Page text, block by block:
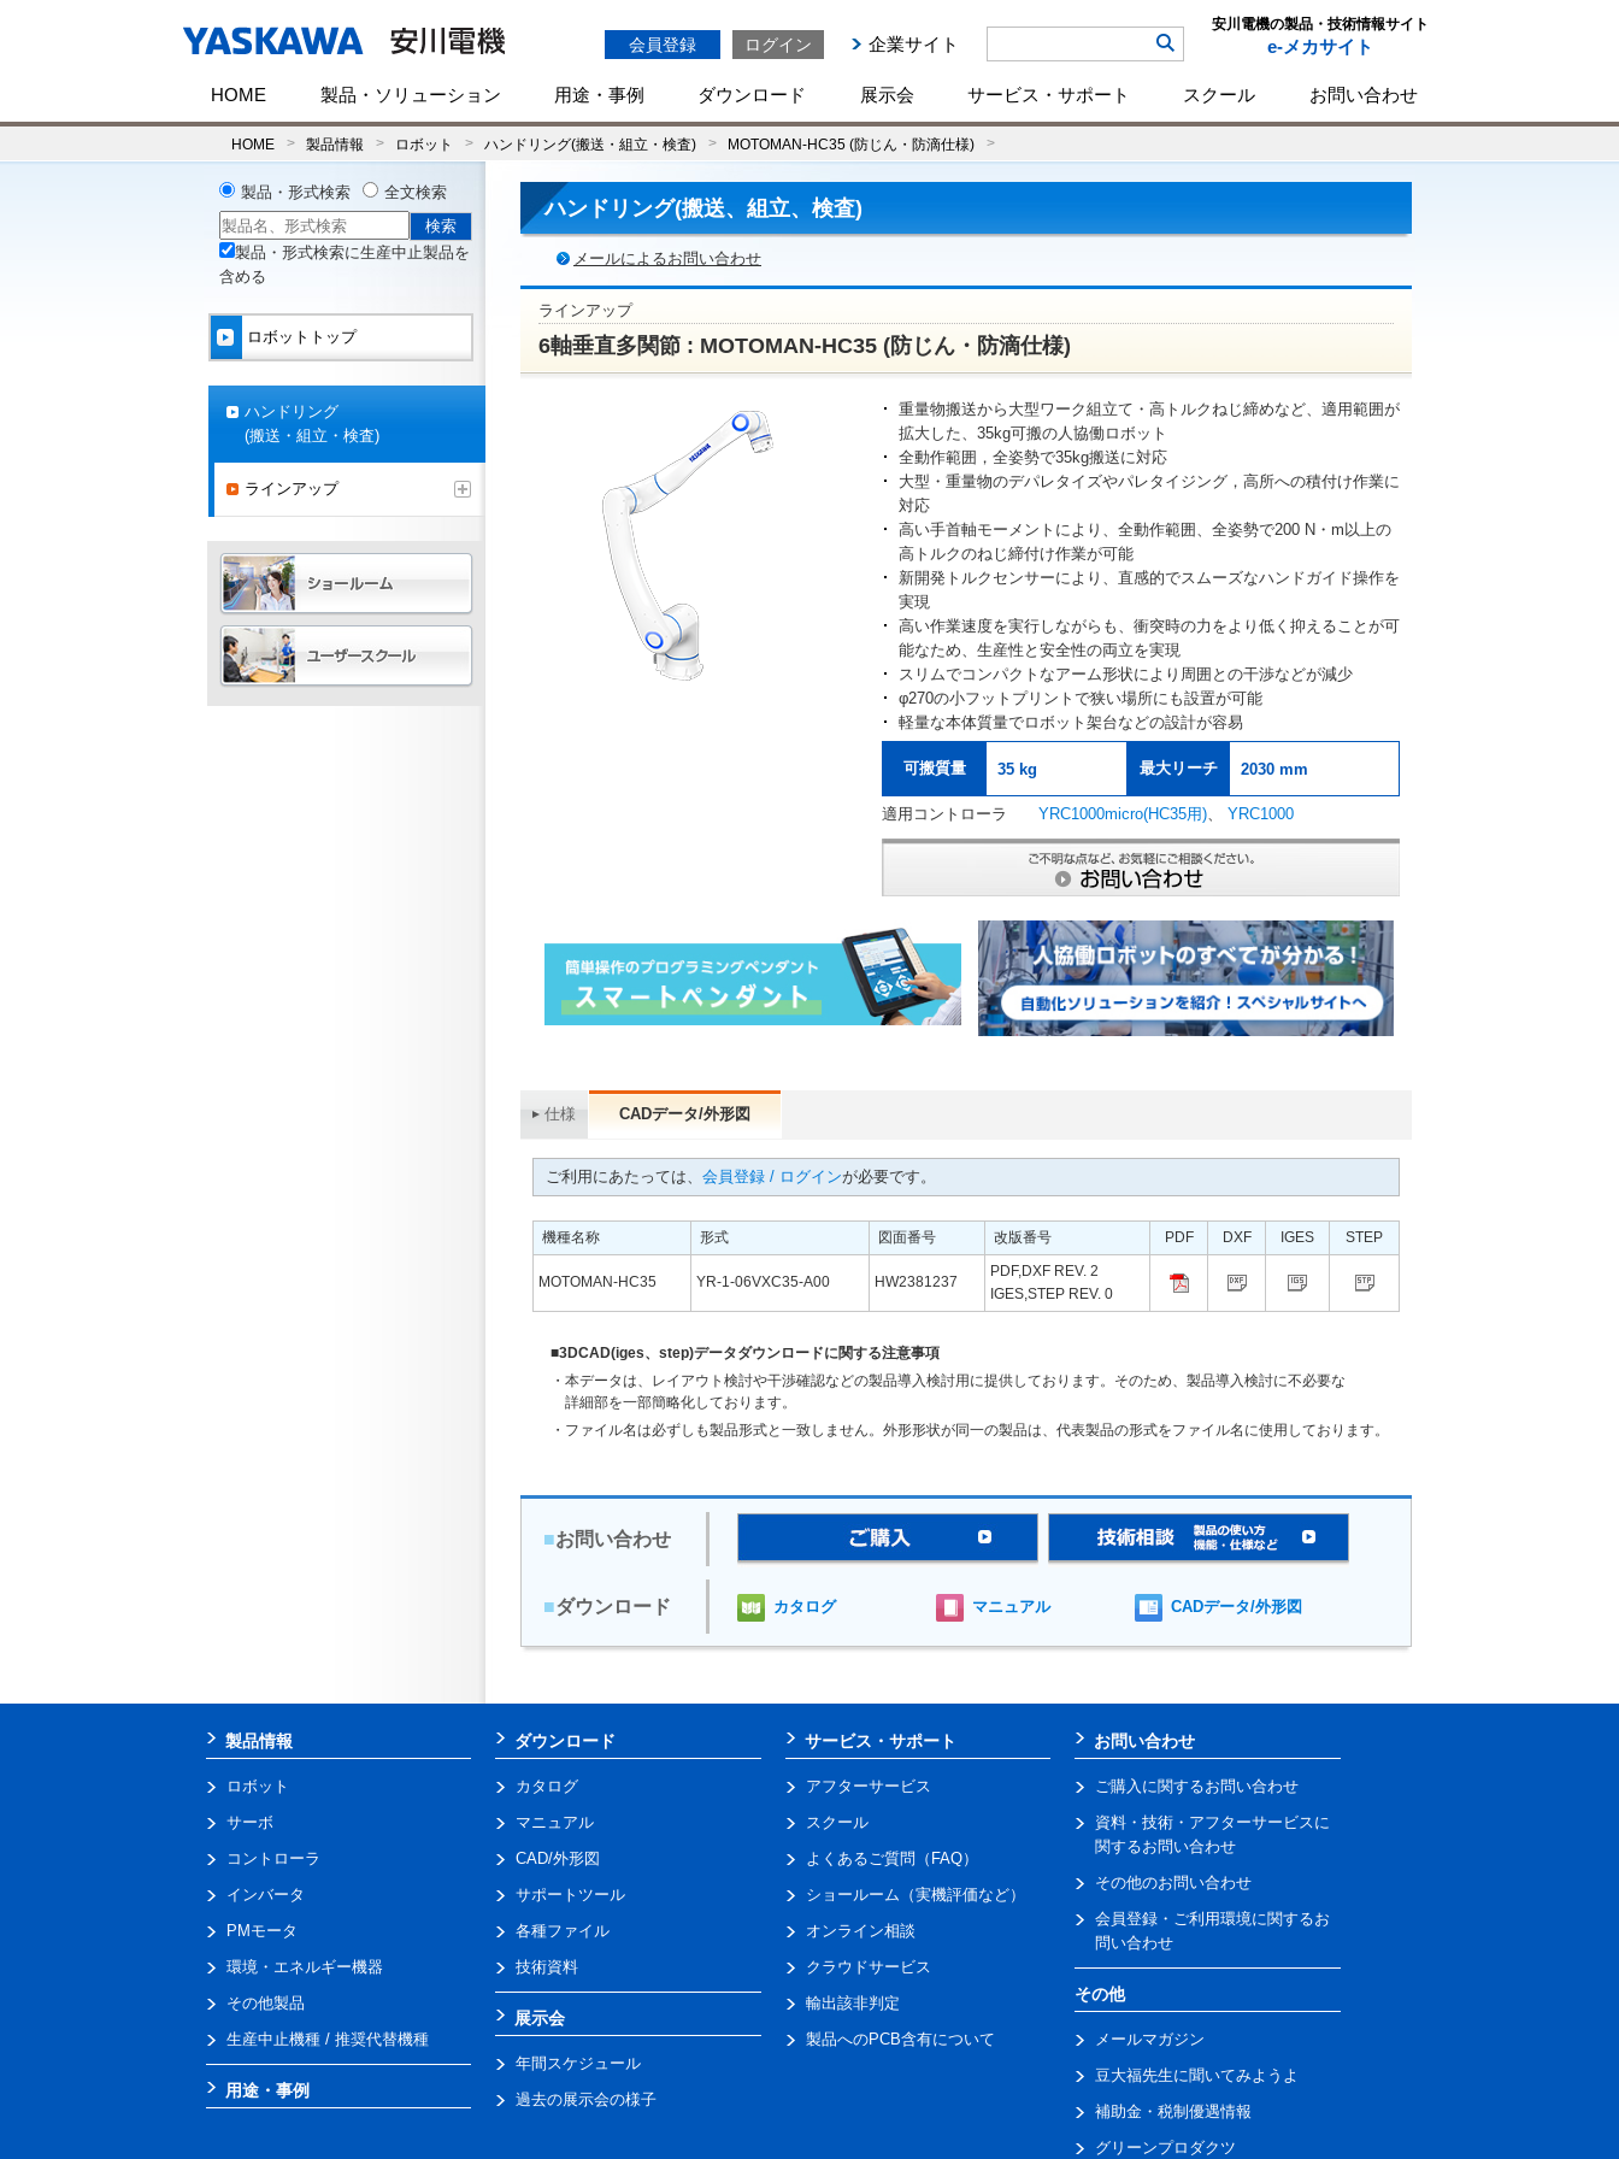
会員登録 ログイン 企業サイト
安川電機の製品・技術情報サイト
e-メカサイト
HOME 製品・ソリューション 用途・事例 ダウンロード 展示会 サービス・サポート スクール お問い合わせ
HOME 製品情報 ロボット ハンドリング(搬送・組立・検査) MOTOMAN-HC35 (防じん・防滴仕様)
ハンドリング(搬送、組立、検査)
メールによるお問い合わせ
ラインアップ
6軸垂直多関節 : MOTOMAN-HC35 (防じん・防滴仕様)
重量物搬送から大型ワーク組立て・高トルクねじ締めなど、適用範囲が
拡大した、35kg可搬の人協働ロボット
全動作範囲，全姿勢で35kg搬送に対応
大型・重量物のデパレタイズやパレタイジング，高所への積付け作業に
対応
高い手首軸モーメントにより、全動作範囲、全姿勢で200 N・m以上の
高トルクのねじ締付け作業が可能
新開発トルクセンサーにより、直感的でスムーズなハンドガイド操作を
実現
高い作業速度を実行しながらも、衝突時の力をより低く抑えることが可
能なため、生産性と安全性の両立を実現
スリムでコンパクトなアーム形状により周囲との干渉などが減少
φ270の小フットプリントで狭い場所にも設置が可能
軽量な本体質量でロボット架台などの設計が容易
可搬質量 35 kg 最大リーチ 2030 mm
適用コントローラ YRC1000micro(HC35用)、 YRC1000
仕様 CADデータ/外形図
ご利用にあたっては、 会員登録 / ログインが必要です。
機種名称 形式 図面番号 改版番号 PDF DXF IGES STEP
MOTOMAN-HC35 YR-1-06VXC35-A00 HW2381237
PDF,DXF REV. 2
IGES,STEP REV. 0
■3DCAD(iges、step)データダウンロードに関する注意事項
・本データは、レイアウト検討や干渉確認などの製品導入検討用に提供しております。そのため、製品導入検討に不必要な
詳細部を一部簡略化しております。
・ファイル名は必ずしも製品形式と一致しません。外形形状が同一の製品は、代表製品の形式をファイル名に使用しております。
■お問い合わせ
■ダウンロード カタログ マニュアル CADデータ/外形図
製品・形式検索 全文検索
製品・形式検索に生産中止製品を
含める
ロボットトップ
ハンドリング
(搬送・組立・検査)
ラインアップ
製品情報
ロボット
サーボ
コントローラ
インバータ
PMモータ
環境・エネルギー機器
その他製品
生産中止機種 / 推奨代替機種
用途・事例
ダウンロード
カタログ
マニュアル
CAD/外形図
サポートツール
各種ファイル
技術資料
展示会
年間スケジュール
過去の展示会の様子
サービス・サポート
アフターサービス
スクール
よくあるご質問（FAQ）
ショールーム（実機評価など）
オンライン相談
クラウドサービス
輸出該非判定
製品へのPCB含有について
お問い合わせ
ご購入に関するお問い合わせ
資料・技術・アフターサービスに
関するお問い合わせ
その他のお問い合わせ
会員登録・ご利用環境に関するお
問い合わせ
その他
メールマガジン
豆大福先生に聞いてみようよ
補助金・税制優遇情報
グリーンプロダクツ